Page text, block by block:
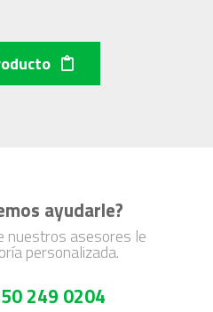
ayudarle?
nuestros asesores le
personalizada.
249 0204